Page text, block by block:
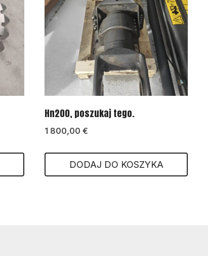
Hn200, poszukaj tego.
1 800,00 €
DODAJ DO KOSZYKA